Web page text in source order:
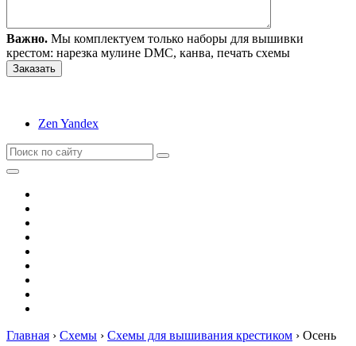
Важно. Мы комплектуем только наборы для вышивки
крестом: нарезка мулине DMC, канва, печать схемы
Zen Yandex
Главная › Схемы › Схемы для вышивания крестиком › Осень